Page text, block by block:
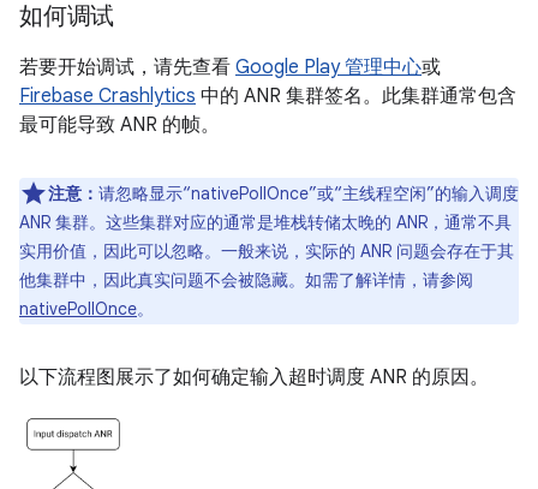
如何调试
若要开始调试，请先查看 Google Play 管理中心或
Firebase Crashlytics 中的 ANR 集群签名。此集群通常包含
最可能导致 ANR 的帧。
注意： 请忽略显示“nativePollOnce”或“主线程空闲”的输入调度
ANR 集群。这些集群对应的通常是堆栈转储太晚的 ANR，通常不具
实用价值，因此可以忽略。一般来说，实际的 ANR 问题会存在于其
他集群中，因此真实问题不会被隐藏。如需了解详情，请参阅
nativePollOnce。
以下流程图展示了如何确定输入超时调度 ANR 的原因。